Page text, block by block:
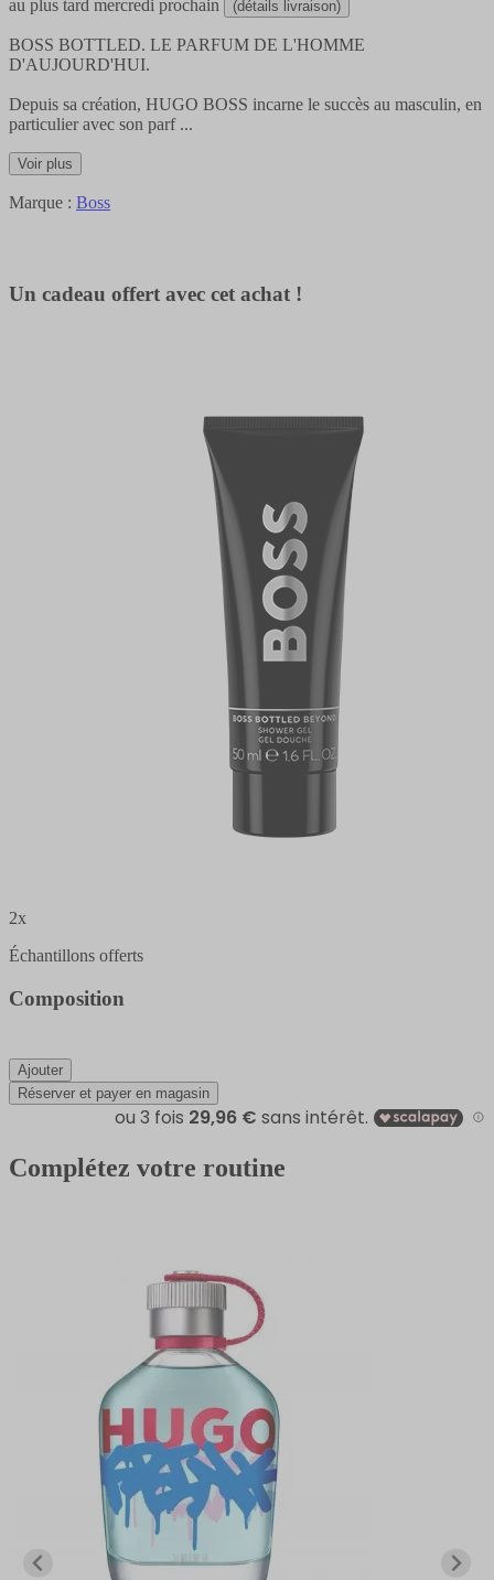
au plus tard mercredi prochain (détails livraison)
BOSS BOTTLED. LE PARFUM DE L'HOMME
D'AUJOURD'HUI.
Depuis sa création, HUGO BOSS incarne le succès au masculin, en
particulier avec son parf ...
Voir plus
Marque : Boss
Un cadeau offert avec cet achat !
2x
Échantillons offerts
Composition
Ajouter
Réserver et payer en magasin
Complétez votre routine